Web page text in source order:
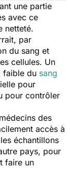
une partie
avec ce
netteté.
par
du sang et
cellules. Un
faible du sang
pour
pour contrôler
des
accès à
échantillons
pays, pour
faire un